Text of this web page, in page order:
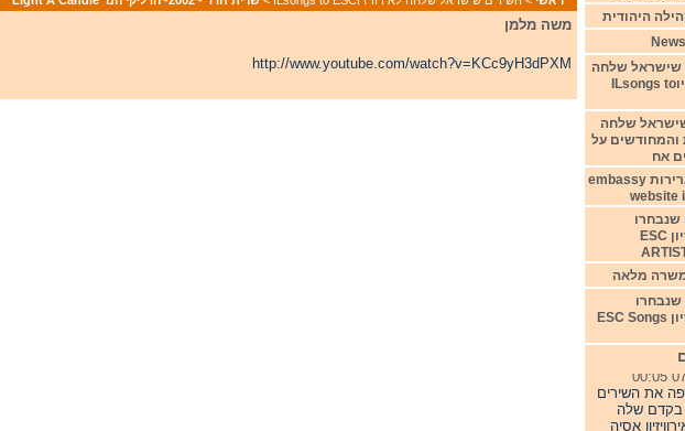
משה מלמן
http://www.youtube.com/watch?v=KCc9yH3dPXM
היהודית
שישראל שלחה
לאירוויזיוILsongs to
שלחה
והמחודשים על
אח
אתר שגרירות embassy
website
שנבחרו
באירוויזיון ESC
מלאה
באירוויזיון ESC Songs
את השירים
בקדם שלה
אסיה